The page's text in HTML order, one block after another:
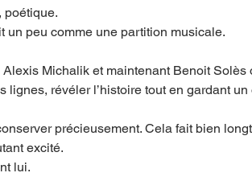
poétique.
un peu comme une partition musicale.
Michalik et maintenant Benoit Solès
lignes, révéler l’histoire tout en gardant
précieusement. Cela fait bien
excité.
lui.